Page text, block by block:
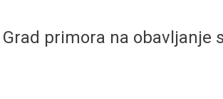
primora na